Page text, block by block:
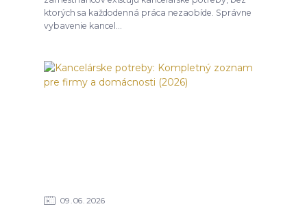
ktorých sa každodenná práca nezaobíde. Správne
vybavenie kancel...
09 06 2026